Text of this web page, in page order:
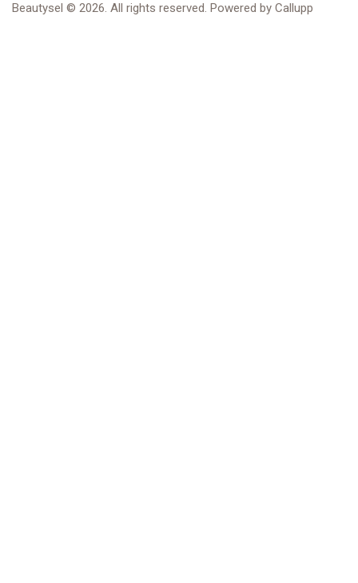
Beautysel © 2026. All rights reserved. Powered by Callupp